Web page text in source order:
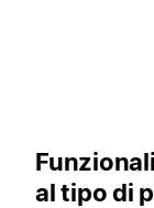
al tipo di